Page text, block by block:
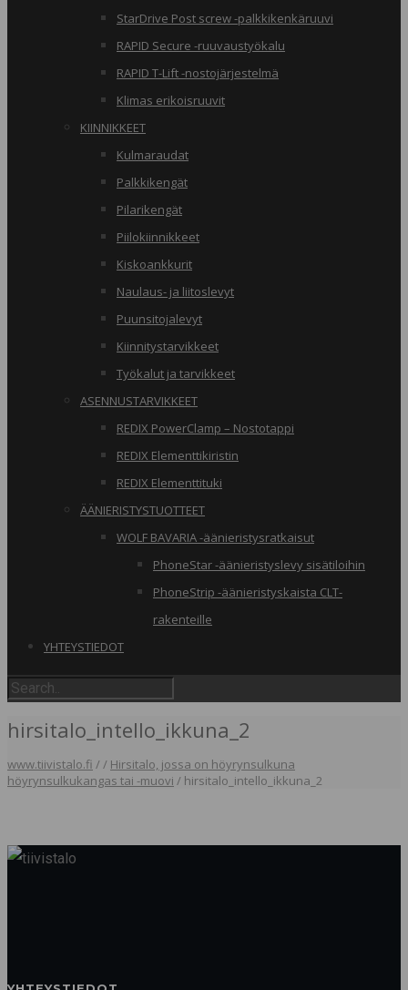
StarDrive Post screw -palkkikenkäruuvi
RAPID Secure -ruuvaustyökalu
RAPID T-Lift -nostojärjestelmä
Klimas erikoisruuvit
KIINNIKKEET
Kulmaraudat
Palkkikengät
Pilarikengät
Piilokiinnikkeet
Kiskoankkurit
Naulaus- ja liitoslevyt
Puunsitojalevyt
Kiinnitystarvikkeet
Työkalut ja tarvikkeet
ASENNUSTARVIKKEET
REDIX PowerClamp – Nostotappi
REDIX Elementtikiristin
REDIX Elementtituki
ÄÄNIERISTYSTUOTTEET
WOLF BAVARIA -äänieristysratkaisut
PhoneStar -äänieristyslevy sisätiloihin
PhoneStrip -äänieristyskaista CLT-
rakenteille
YHTEYSTIEDOT
hirsitalo_intello_ikkuna_2
www.tiivistalo.fi // Hirsitalo, jossa on höyrynsulkuna
höyrynsulkukangas tai -muovi / hirsitalo_intello_ikkuna_2